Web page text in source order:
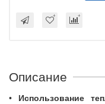
Описание
• Использование